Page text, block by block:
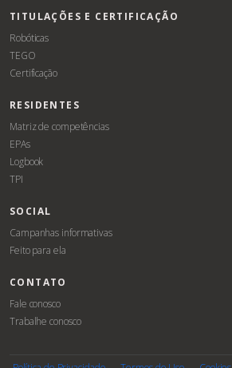
TITULAÇÕES E CERTIFICAÇÃO
Robóticas
TEGO
Certificação
RESIDENTES
Matriz de competências
EPAs
Logbook
TPI
SOCIAL
Campanhas informativas
Feito para ela
CONTATO
Fale conosco
Trabalhe conosco